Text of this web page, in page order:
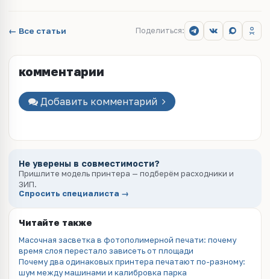
← Все статьи Поделиться:
комментарии
Добавить комментарий
Не уверены в совместимости?
Пришлите модель принтера — подберём расходники и
ЗИП.
Спросить специалиста →
Читайте также
Масочная засветка в фотополимерной печати: почему
время слоя перестало зависеть от площади
Почему два одинаковых принтера печатают по-разному:
шум между машинами и калибровка парка